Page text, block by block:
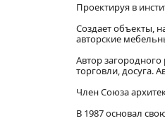
Проектируя в
Создает объекты,
авторские
Автор
торговли, досуга.
Член Союза
В 1987 основал